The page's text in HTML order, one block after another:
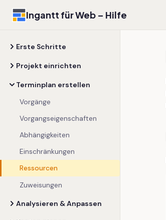
Ingantt für Web – Hilfe
Erste Schritte
Projekt einrichten
Terminplan erstellen
Vorgänge
Vorgangseigenschaften
Abhängigkeiten
Einschränkungen
Ressourcen
Zuweisungen
Analysieren & Anpassen